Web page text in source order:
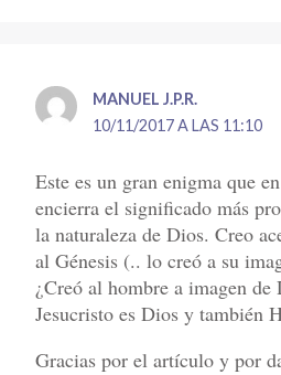
MANUEL J.P.R.
10/11/2017 A LAS 11:10
Este es un gran enigma que
encierra el significado más
la naturaleza de Dios. Creo
al Génesis (.. lo creó a su
¿Creó al hombre a imagen de
Jesucristo es Dios y también
Gracias por el artículo y por